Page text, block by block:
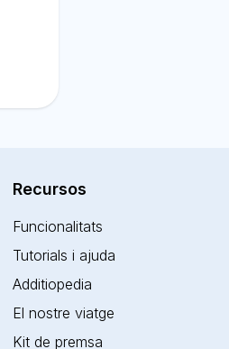
Recursos
Funcionalitats
Tutorials i ajuda
Additiopedia
El nostre viatge
Kit de premsa